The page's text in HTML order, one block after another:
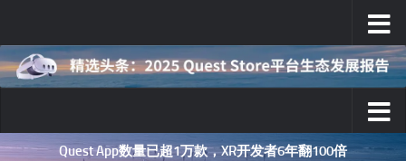
Quest App数量已超1万款，XR开发者6年翻100倍